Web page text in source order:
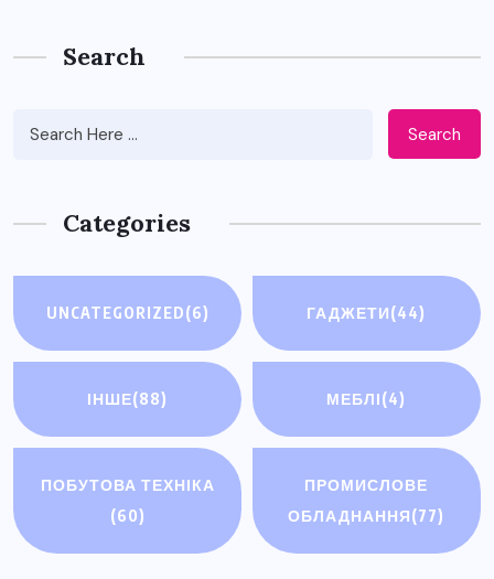
Search
Search
Categories
UNCATEGORIZED(6) ГАДЖЕТИ(44)
ІНШЕ(88) МЕБЛІ(4)
ПОБУТОВА ТЕХНІКА
(60)
ПРОМИСЛОВЕ
ОБЛАДНАННЯ(77)